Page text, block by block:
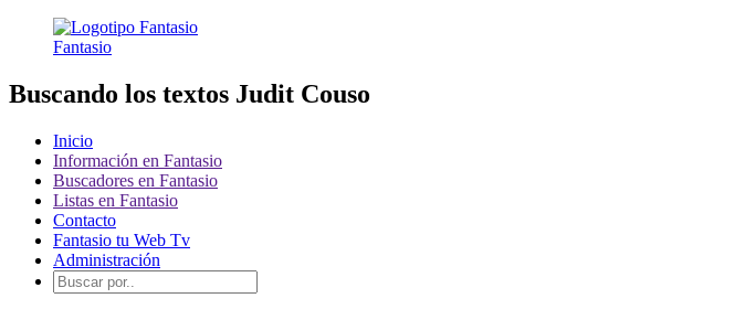
Fantasio
Buscando los textos Judit Couso
Inicio
Información en Fantasio
Buscadores en Fantasio
Listas en Fantasio
Contacto
Fantasio tu Web Tv
Administración